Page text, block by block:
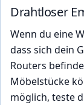
Drahtloser
Wenn du eine
dass sich dein
Routers
Möbelstücke
möglich, teste